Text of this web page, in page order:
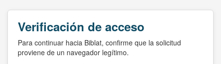
Verificación de acceso
Para continuar hacia Biblat, confirme que la solicitud
proviene de un navegador legítimo.